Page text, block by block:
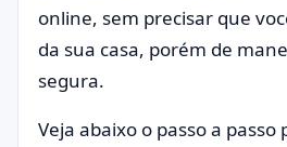
online, sem precisar que
da sua casa, porém de
segura.
Veja abaixo o passo a